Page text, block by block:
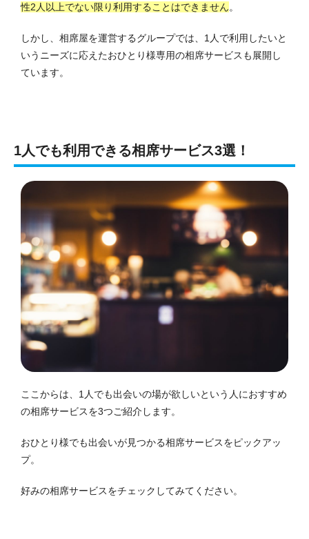
性2人以上でない限り利用することはできません。
しかし、相席屋を運営するグループでは、1人で利用したいと
いうニーズに応えたおひとり様専用の相席サービスも展開し
ています。
1人でも利用できる相席サービス3選！
ここからは、1人でも出会いの場が欲しいという人におすすめ
の相席サービスを3つご紹介します。
おひとり様でも出会いが見つかる相席サービスをピックアッ
プ。
好みの相席サービスをチェックしてみてください。